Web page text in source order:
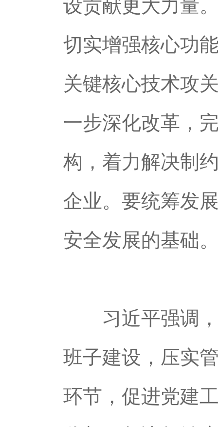
设贡献更大力量
切实增强核心功
关键核心技术攻
一步深化改革，
构，着力解决制
企业。要统筹发
安全发展的基础
习近平强调，
班子建设，压实
环节，促进党建